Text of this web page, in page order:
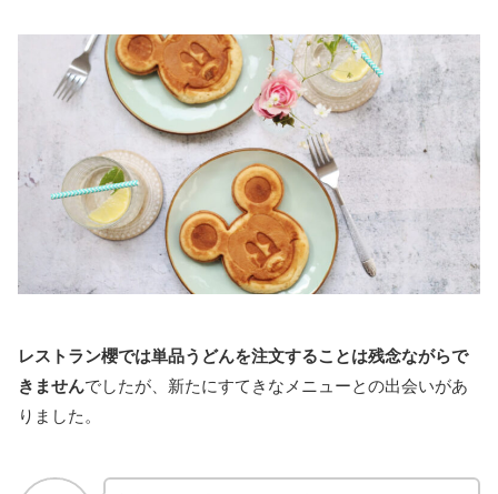
レストラン櫻では単品うどんを注文することは残念ながらで
きませんでしたが、新たにすてきなメニューとの出会いがあ
りました。